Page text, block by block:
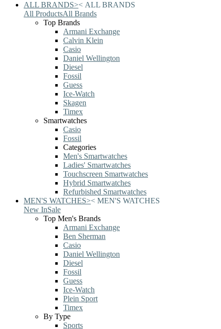
ALL BRANDS>< ALL BRANDS
All ProductsAll Brands
Top Brands
Armani Exchange
Calvin Klein
Casio
Daniel Wellington
Diesel
Fossil
Guess
Ice-Watch
Skagen
Timex
Smartwatches
Casio
Fossil
Categories
Men's Smartwatches
Ladies' Smartwatches
Touchscreen Smartwatches
Hybrid Smartwatches
Refurbished Smartwatches
MEN'S WATCHES>< MEN'S WATCHES
New InSale
Top Men's Brands
Armani Exchange
Ben Sherman
Casio
Daniel Wellington
Diesel
Fossil
Guess
Ice-Watch
Plein Sport
Timex
By Type
Sports